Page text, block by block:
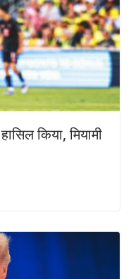
किया, मियामी